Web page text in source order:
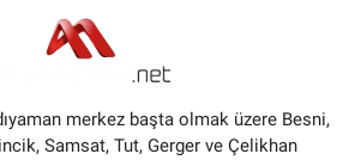
merkez başta olmak üzere Besni,
Samsat, Tut, Gerger ve Çelikhan